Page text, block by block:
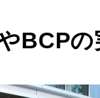
BCP